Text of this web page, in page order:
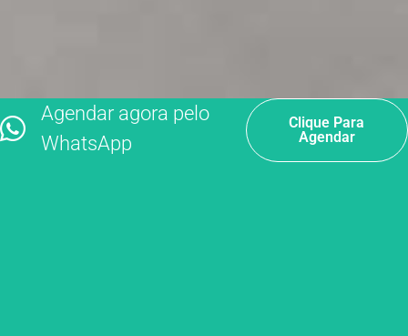
Agendar agora pelo
WhatsApp
Clique Para
Agendar